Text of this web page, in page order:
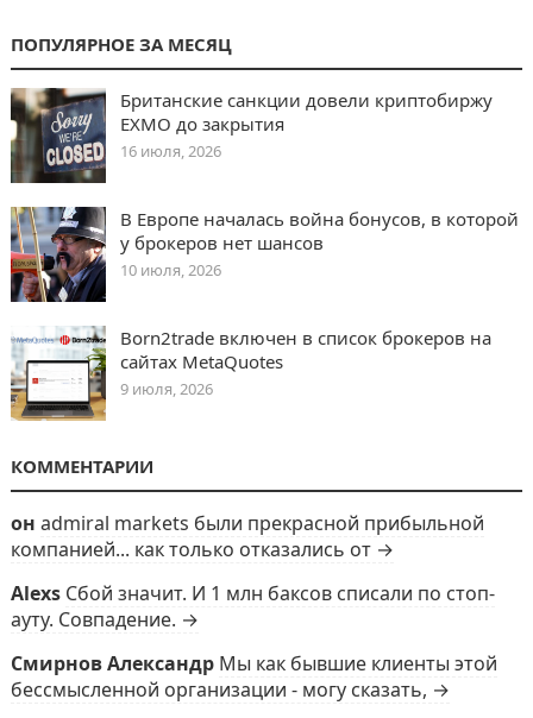
ПОПУЛЯРНОЕ ЗА МЕСЯЦ
Британские санкции довели криптобиржу
EXMO до закрытия
16 июля, 2026
В Европе началась война бонусов, в которой
у брокеров нет шансов
10 июля, 2026
Born2trade включен в список брокеров на
сайтах MetaQuotes
9 июля, 2026
КОММЕНТАРИИ
он admiral markets были прекрасной прибыльной
компанией... как только отказались от →
Alexs Сбой значит. И 1 млн баксов списали по стоп-
ауту. Совпадение. →
Смирнов Александр Мы как бывшие клиенты этой
бессмысленной организации - могу сказать, →